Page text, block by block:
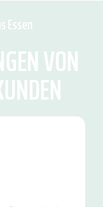
Essen
VON